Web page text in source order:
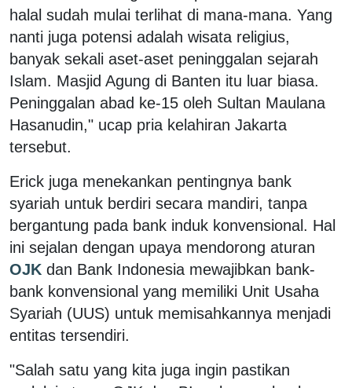
halal sudah mulai terlihat di mana-mana. Yang
nanti juga potensi adalah wisata religius,
banyak sekali aset-aset peninggalan sejarah
Islam. Masjid Agung di Banten itu luar biasa.
Peninggalan abad ke-15 oleh Sultan Maulana
Hasanudin," ucap pria kelahiran Jakarta
tersebut.
Erick juga menekankan pentingnya bank
syariah untuk berdiri secara mandiri, tanpa
bergantung pada bank induk konvensional. Hal
ini sejalan dengan upaya mendorong aturan
OJK dan Bank Indonesia mewajibkan bank-
bank konvensional yang memiliki Unit Usaha
Syariah (UUS) untuk memisahkannya menjadi
entitas tersendiri.
"Salah satu yang kita juga ingin pastikan